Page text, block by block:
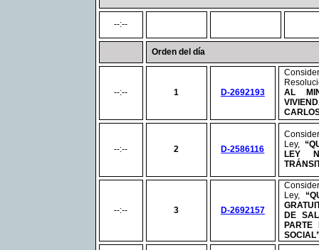
--:--
Orden del día
--:-- 1 D-2692193
AL
--:-- 2 D-2586116
Ley,
LEY
--:-- 3 D-2692157
Ley,
DE
PARTE